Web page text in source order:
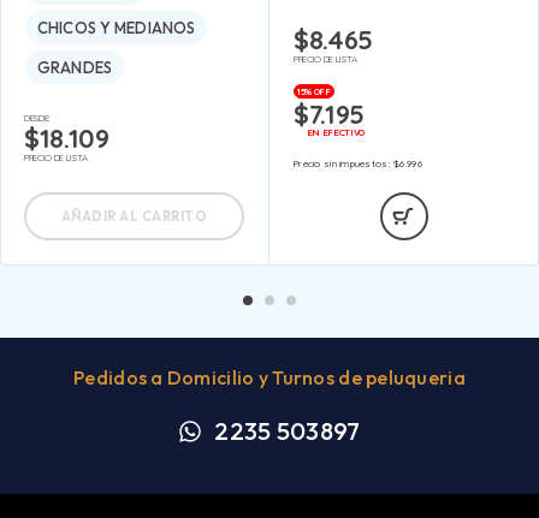
CHICOS Y MEDIANOS
GRANDES
DESDE:
$18.109
PRECIO DE LISTA
AÑADIR AL CARRITO
$8.465
PRECIO DE LISTA
15% OFF
$7.195
EN EFECTIVO
Precio sin impuestos:$6.996
Pedidos a Domicilio y Turnos de peluqueria
2235 503897